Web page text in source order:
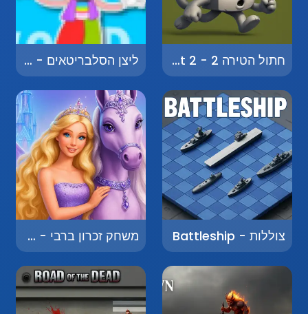
חתול הטירה 2 - Castle Cat 2 ליצן הסלבריטאים - Celebrity Clown
צוללות - Battleship משחק זכרון ברבי - Barbie Memory Game